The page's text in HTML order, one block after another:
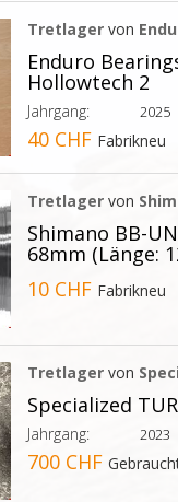
Tretlager von
Enduro
Hollowtech 2
Jahrgang: 2025
40 CHF Fabrikneu
Tretlager von
Shimano BB-
68mm (Länge:
10 CHF Fabrikneu
Tretlager von
Specialized
Jahrgang: 2023
700 CHF